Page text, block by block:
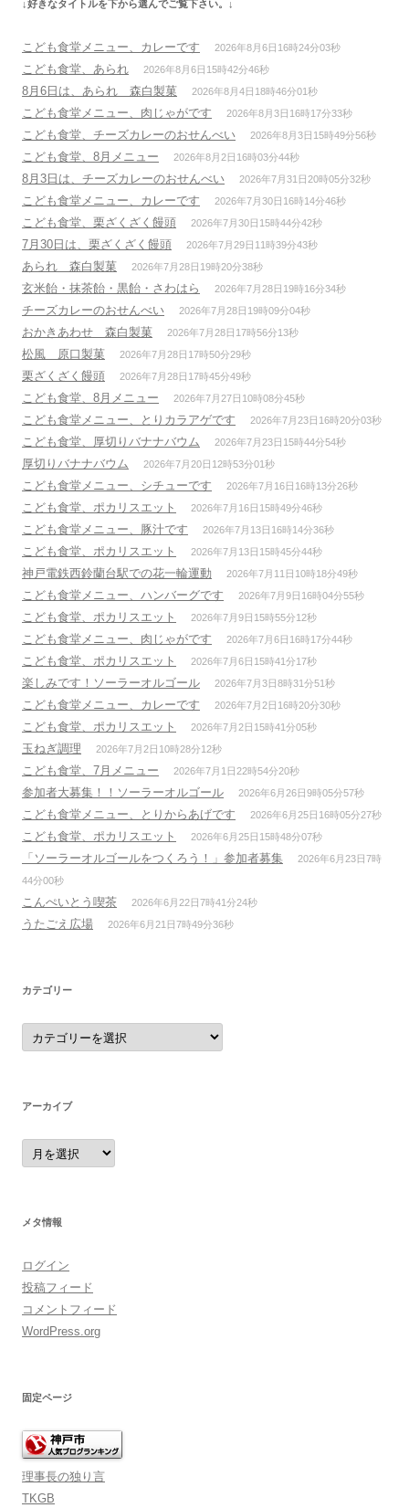
ョ
ン
↓好きなタイトルを下から選んでご覧下さい。↓
こども食堂メニュー、カレーです 2026年8月6日16時24分03秒
こども食堂、あられ 2026年8月6日15時42分46秒
8月6日は、あられ 森白製菓 2026年8月4日18時46分01秒
こども食堂メニュー、肉じゃがです 2026年8月3日16時17分33秒
こども食堂、チーズカレーのおせんべい 2026年8月3日15時49分56秒
こども食堂、8月メニュー 2026年8月2日16時03分44秒
8月3日は、チーズカレーのおせんべい 2026年7月31日20時05分32秒
こども食堂メニュー、カレーです 2026年7月30日16時14分46秒
こども食堂、栗ざくざく饅頭 2026年7月30日15時44分42秒
7月30日は、栗ざくざく饅頭 2026年7月29日11時39分43秒
あられ 森白製菓 2026年7月28日19時20分38秒
玄米飴・抹茶飴・黒飴・さわはら 2026年7月28日19時16分34秒
チーズカレーのおせんべい 2026年7月28日19時09分04秒
おかきあわせ 森白製菓 2026年7月28日17時56分13秒
松風 原口製菓 2026年7月28日17時50分29秒
栗ざくざく饅頭 2026年7月28日17時45分49秒
こども食堂、8月メニュー 2026年7月27日10時08分45秒
こども食堂メニュー、とりカラアゲです 2026年7月23日16時20分03秒
こども食堂、厚切りバナナバウム 2026年7月23日15時44分54秒
厚切りバナナバウム 2026年7月20日12時53分01秒
こども食堂メニュー、シチューです 2026年7月16日16時13分26秒
こども食堂、ポカリスエット 2026年7月16日15時49分46秒
こども食堂メニュー、豚汁です 2026年7月13日16時14分36秒
こども食堂、ポカリスエット 2026年7月13日15時45分44秒
神戸電鉄西鈴蘭台駅での花一輪運動 2026年7月11日10時18分49秒
こども食堂メニュー、ハンバーグです 2026年7月9日16時04分55秒
こども食堂、ポカリスエット 2026年7月9日15時55分12秒
こども食堂メニュー、肉じゃがです 2026年7月6日16時17分44秒
こども食堂、ポカリスエット 2026年7月6日15時41分17秒
楽しみです！ソーラーオルゴール 2026年7月3日8時31分51秒
こども食堂メニュー、カレーです 2026年7月2日16時20分30秒
こども食堂、ポカリスエット 2026年7月2日15時41分05秒
玉ねぎ調理 2026年7月2日10時28分12秒
こども食堂、7月メニュー 2026年7月1日22時54分20秒
参加者大募集！！ソーラーオルゴール 2026年6月26日9時05分57秒
こども食堂メニュー、とりからあげです 2026年6月25日16時05分27秒
こども食堂、ポカリスエット 2026年6月25日15時48分07秒
「ソーラーオルゴールをつくろう！」参加者募集
2026年6月23日7時
44分00秒
こんぺいとう喫茶 2026年6月22日7時41分24秒
うたごえ広場 2026年6月21日7時49分36秒
カテゴリー
カ
テ
ゴ
アーカイブ
ア
ー
カ
メタ情報
ログイン
投稿フィード
コメントフィード
WordPress.org
固定ページ
理事長の独り言
TKGB